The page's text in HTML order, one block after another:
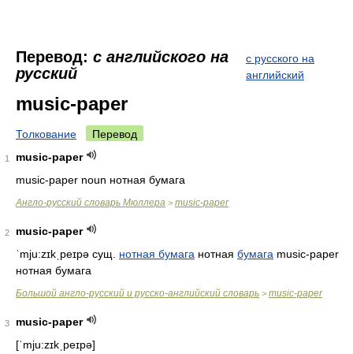
Перевод: с английского на
русский
с русского на
английский
music-paper
Толкование Перевод
1
music-paper
music-paper noun нотная бумага
Англо-русский словарь Мюллера > music-paper
2
music-paper
ˈmju:zɪkˌpeɪpə сущ. нотная бумага нотная бумага music-paper
нотная бумага
Большой англо-русский и русско-английский словарь > music-paper
3
music-paper
[ˈmju:zɪkˌpeɪpə]